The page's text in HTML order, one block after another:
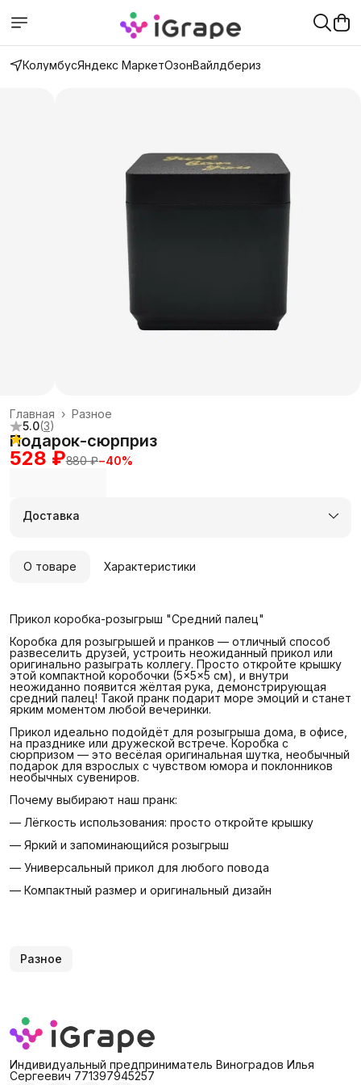
КолумбусЯндекс МаркетОзонВайлдбериз
Разное
Главная ›
5.0(3)
Подарок-сюрприз
528 ₽880 ₽−40%
Доставка
О товаре Характеристики
Прикол коробка-розыгрыш "Средний палец"
Коробка для розыгрышей и пранков — отличный способ
развеселить друзей, устроить неожиданный прикол или
оригинально разыграть коллегу. Просто откройте крышку
этой компактной коробочки (5×5×5 см), и внутри
неожиданно появится жёлтая рука, демонстрирующая
средний палец! Такой пранк подарит море эмоций и станет
ярким моментом любой вечеринки.
Прикол идеально подойдёт для розыгрыша дома, в офисе,
на празднике или дружеской встрече. Коробка с
сюрпризом — это весёлая оригинальная шутка, необычный
подарок для взрослых с чувством юмора и поклонников
необычных сувениров.
Почему выбирают наш пранк:
— Лёгкость использования: просто откройте крышку
— Яркий и запоминающийся розыгрыш
— Универсальный прикол для любого повода
— Компактный размер и оригинальный дизайн
Разное
Индивидуальный предприниматель Виноградов Илья
Сергеевич 771397945257